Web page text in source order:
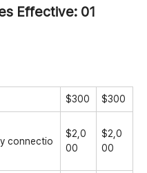
Effective: 01
$300 $300
connectio
$2,0
00
$2,0
00